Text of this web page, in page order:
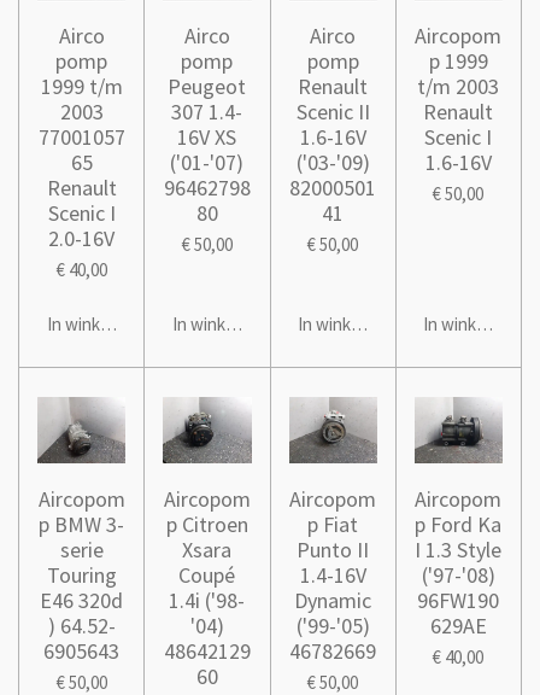
Airco
pomp
1999 t/m
2003
77001057
65
Renault
Scenic I
2.0-16V
€ 40,00
In winkelwagen
Airco
pomp
Peugeot
307 1.4-
16V XS
('01-'07)
96462798
80
€ 50,00
In winkelwagen
Airco
pomp
Renault
Scenic II
1.6-16V
('03-'09)
82000501
41
€ 50,00
In winkelwagen
Aircopom
p 1999
t/m 2003
Renault
Scenic I
1.6-16V
€ 50,00
In winkelwagen
Aircopom
p BMW 3-
serie
Touring
E46 320d
) 64.52-
6905643
€ 50,00
Aircopom
p Citroen
Xsara
Coupé
1.4i ('98-
'04)
48642129
60
Aircopom
p Fiat
Punto II
1.4-16V
Dynamic
('99-'05)
46782669
€ 50,00
Aircopom
p Ford Ka
I 1.3 Style
('97-'08)
96FW190
629AE
€ 40,00